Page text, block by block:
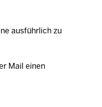
ausführlich zu
Mail einen